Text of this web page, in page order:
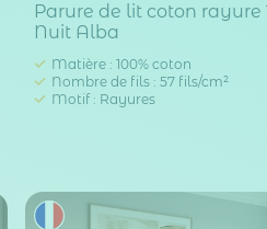
Parure de lit coton rayure
Nuit Alba
Matière : 100% coton
Nombre de fils : 57 fils/cm²
Motif : Rayures